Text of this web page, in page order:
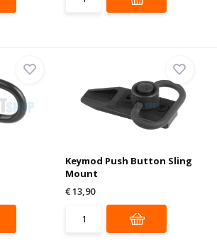
Keymod Push Button Sling
Mount
€ 13,90